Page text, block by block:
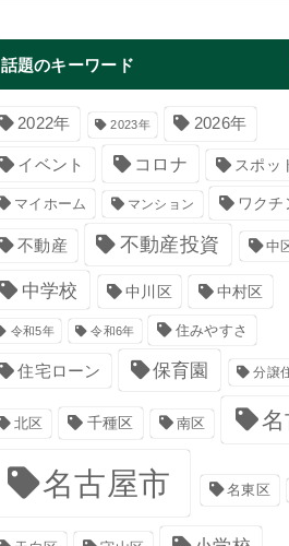
話題のキーワード
2022年 2023年 2026年
イベント コロナ スポッ
マイホーム マンション ワクチ
不動産 不動産投資 中
中学校 中川区 中村区
令和5年 令和6年 住みやすさ
住宅ローン 保育園 分譲
北区 千種区 南区 名
名古屋市 名東区